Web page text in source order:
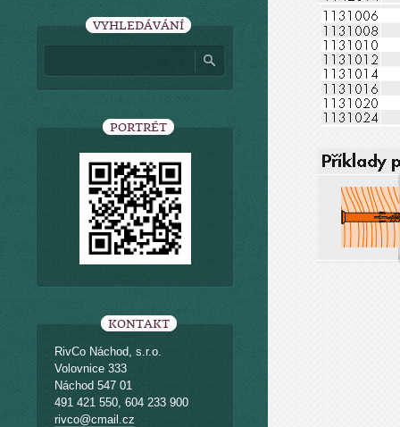
VYHLEDÁVÁNÍ
PORTRÉT
KONTAKT
RivCo Náchod, s.r.o.
Volovnice 333
Náchod 547 01
491 421 550, 604 233 900
rivco@cmail.cz